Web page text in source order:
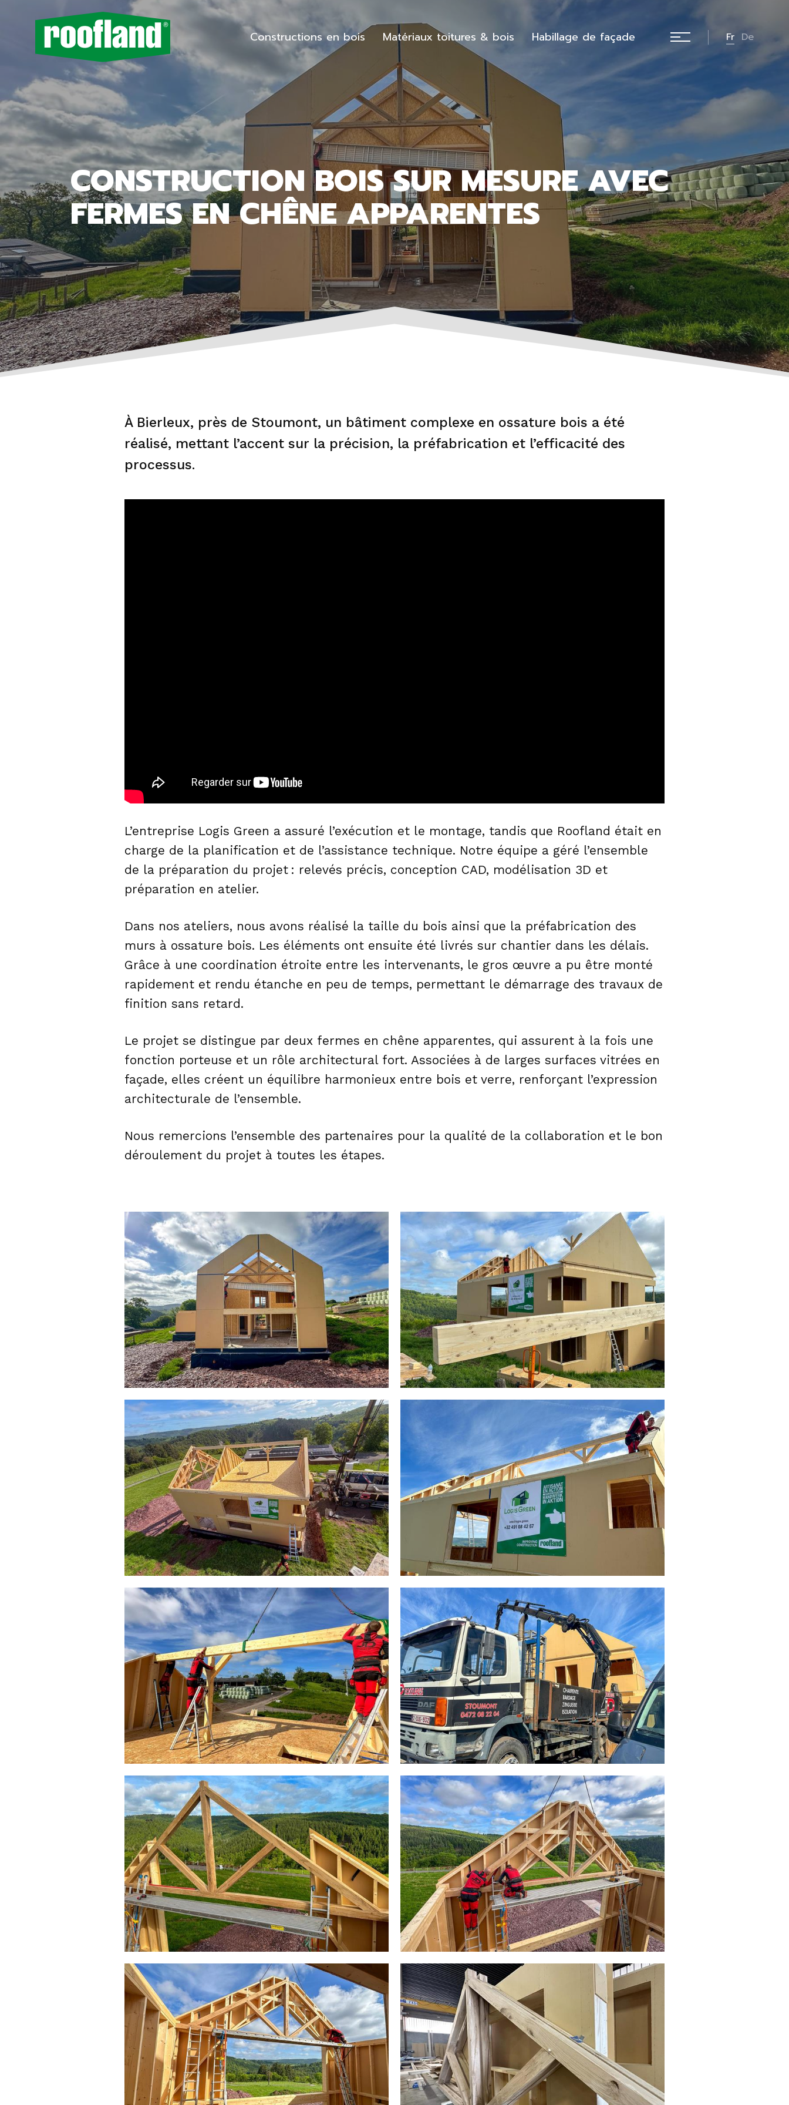
Constructions en bois Matériaux toitures & bois Habillage de façade Fr De
CONSTRUCTION BOIS SUR MESURE AVEC
FERMES EN CHÊNE APPARENTES
À Bierleux, près de Stoumont, un bâtiment complexe en ossature bois a été
réalisé, mettant l’accent sur la précision, la préfabrication et l’efficacité des
processus.
L’entreprise Logis Green a assuré l’exécution et le montage, tandis que Roofland était en
charge de la planification et de l’assistance technique. Notre équipe a géré l’ensemble
de la préparation du projet : relevés précis, conception CAD, modélisation 3D et
préparation en atelier.
Dans nos ateliers, nous avons réalisé la taille du bois ainsi que la préfabrication des
murs à ossature bois. Les éléments ont ensuite été livrés sur chantier dans les délais.
Grâce à une coordination étroite entre les intervenants, le gros œuvre a pu être monté
rapidement et rendu étanche en peu de temps, permettant le démarrage des travaux de
finition sans retard.
Le projet se distingue par deux fermes en chêne apparentes, qui assurent à la fois une
fonction porteuse et un rôle architectural fort. Associées à de larges surfaces vitrées en
façade, elles créent un équilibre harmonieux entre bois et verre, renforçant l’expression
architecturale de l’ensemble.
Nous remercions l’ensemble des partenaires pour la qualité de la collaboration et le bon
déroulement du projet à toutes les étapes.